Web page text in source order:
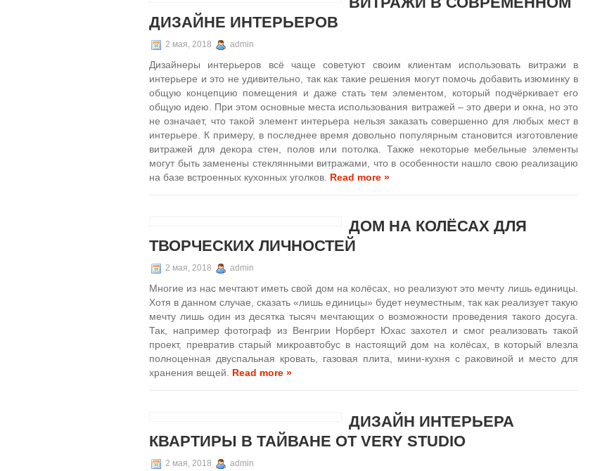
ДИЗАЙНЕ ИНТЕРЬЕРОВ
2 мая, 2018 admin
Дизайнеры интерьеров всё чаще советуют своим клиентам использовать витражи в
интерьере и это не удивительно, так как такие решения могут помочь добавить изюминку в
общую концепцию помещения и даже стать тем элементом, который подчёркивает его
общую идею. При этом основные места использования витражей – это двери и окна, но это
не означает, что такой элемент интерьера нельзя заказать совершенно для любых мест в
интерьере. К примеру, в последнее время довольно популярным становится изготовление
витражей для декора стен, полов или потолка. Также некоторые мебельные элементы
могут быть заменены стеклянными витражами, что в особенности нашло свою реализацию
на базе встроенных кухонных уголков. Read more »
ДОМ НА КОЛЁСАХ ДЛЯ
ТВОРЧЕСКИХ ЛИЧНОСТЕЙ
2 мая, 2018 admin
Многие из нас мечтают иметь свой дом на колёсах, но реализуют это мечту лишь единицы.
Хотя в данном случае, сказать «лишь единицы» будет неуместным, так как реализует такую
мечту лишь один из десятка тысяч мечтающих о возможности проведения такого досуга.
Так, например фотограф из Венгрии Норберт Юхас захотел и смог реализовать такой
проект, превратив старый микроавтобус в настоящий дом на колёсах, в который влезла
полноценная двуспальная кровать, газовая плита, мини-кухня с раковиной и место для
хранения вещей. Read more »
ДИЗАЙН ИНТЕРЬЕРА
КВАРТИРЫ В ТАЙВАНЕ ОТ VERY STUDIO
2 мая, 2018 admin